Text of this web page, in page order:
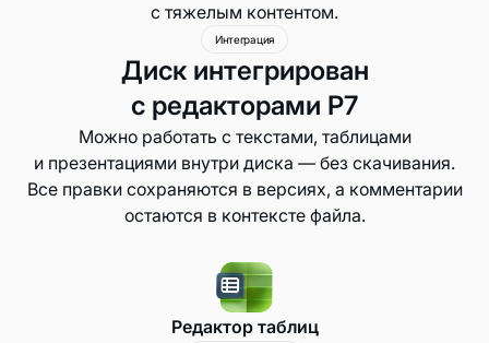
с тяжелым контентом.
Интеграция
Диск интегрирован
с редакторами Р7
Можно работать с текстами, таблицами
и презентациями внутри диска — без скачивания.
Все правки сохраняются в версиях, а комментарии
остаются в контексте файла.
Редактор презентаций